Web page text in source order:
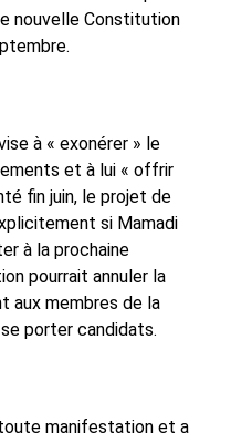
nouvelle Constitution
à « exonérer » le
et à lui « offrir
fin juin, le projet de
si Mamadi
à la prochaine
pourrait annuler la
aux membres de la
porter candidats.
manifestation et a